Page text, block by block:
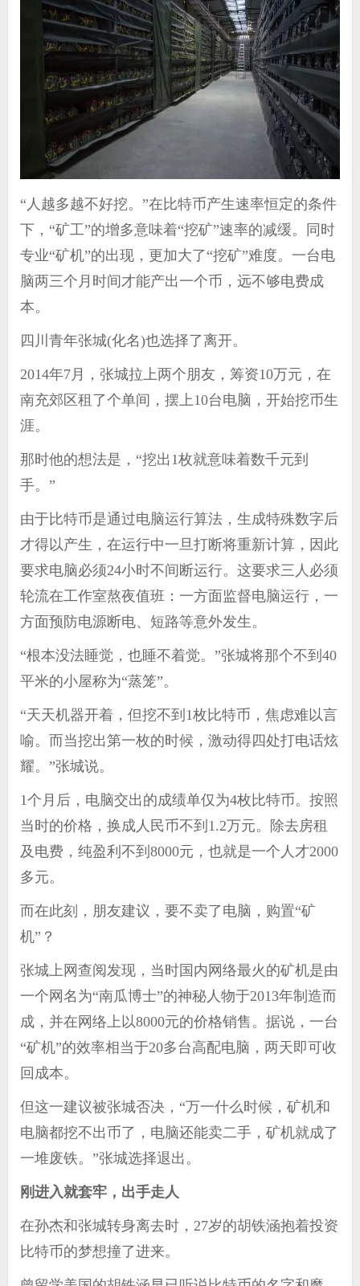
“人越多越不好挖。”在比特币产生速率恒定的条件
下，“矿工”的增多意味着“挖矿”速率的减缓。同时
专业“矿机”的出现，更加大了“挖矿”难度。一台电
脑两三个月时间才能产出一个币，远不够电费成
本。
四川青年张城(化名)也选择了离开。
2014年7月，张城拉上两个朋友，筹资10万元，在
南充郊区租了个单间，摆上10台电脑，开始挖币生
涯。
那时他的想法是，“挖出1枚就意味着数千元到
手。”
由于比特币是通过电脑运行算法，生成特殊数字后
才得以产生，在运行中一旦打断将重新计算，因此
要求电脑必须24小时不间断运行。这要求三人必须
轮流在工作室熬夜值班：一方面监督电脑运行，一
方面预防电源断电、短路等意外发生。
“根本没法睡觉，也睡不着觉。”张城将那个不到40
平米的小屋称为“蒸笼”。
“天天机器开着，但挖不到1枚比特币，焦虑难以言
喻。而当挖出第一枚的时候，激动得四处打电话炫
耀。”张城说。
1个月后，电脑交出的成绩单仅为4枚比特币。按照
当时的价格，换成人民币不到1.2万元。除去房租
及电费，纯盈利不到8000元，也就是一个人才2000
多元。
而在此刻，朋友建议，要不卖了电脑，购置“矿
机”？
张城上网查阅发现，当时国内网络最火的矿机是由
一个网名为“南瓜博士”的神秘人物于2013年制造而
成，并在网络上以8000元的价格销售。据说，一台
“矿机”的效率相当于20多台高配电脑，两天即可收
回成本。
但这一建议被张城否决，“万一什么时候，矿机和
电脑都挖不出币了，电脑还能卖二手，矿机就成了
一堆废铁。”张城选择退出。
刚进入就套牢，出手走人
在孙杰和张城转身离去时，27岁的胡铁涵抱着投资
比特币的梦想撞了进来。